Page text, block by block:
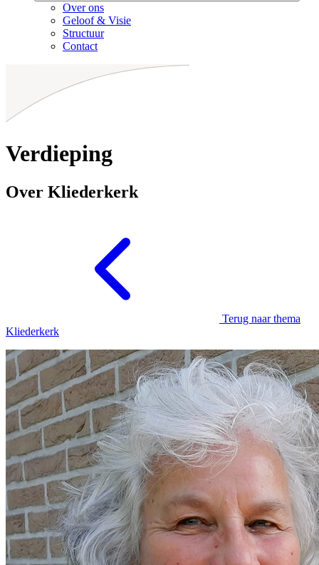
Over ons
Geloof & Visie
Structuur
Contact
Verdieping
Over Kliederkerk
Terug naar thema
Kliederkerk